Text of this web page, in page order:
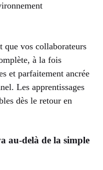
que vos collaborateurs
à la fois
et parfaitement ancrée
Les apprentissages
dès le retour en
au-delà de la simple